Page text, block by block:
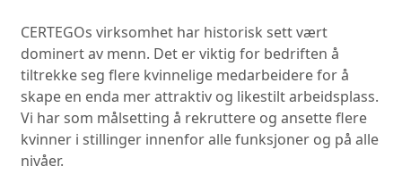
CERTEGOs virksomhet har historisk sett vært
dominert av menn. Det er viktig for bedriften å
tiltrekke seg flere kvinnelige medarbeidere for å
skape en enda mer attraktiv og likestilt arbeidsplass.
Vi har som målsetting å rekruttere og ansette flere
kvinner i stillinger innenfor alle funksjoner og på alle
nivåer.